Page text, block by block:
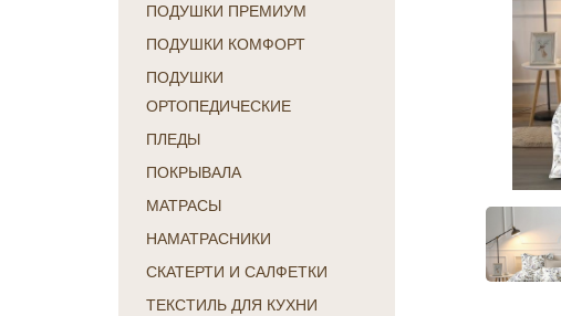
ПОДУШКИ ПРЕМИУМ
ПОДУШКИ КОМФОРТ
ПОДУШКИ
ОРТОПЕДИЧЕСКИЕ
ПЛЕДЫ
ПОКРЫВАЛА
МАТРАСЫ
НАМАТРАСНИКИ
СКАТЕРТИ И САЛФЕТКИ
ТЕКСТИЛЬ ДЛЯ КУХНИ